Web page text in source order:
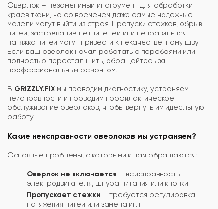
Оверлок – незаменимый инструмент для обработки
краев ткани, но со временем даже самые надежные
модели могут выйти из строя. Пропуски стежков, обрыв
нитей, застревание петлителей или неправильная
натяжка нитей могут привести к некачественному шву.
Если ваш оверлок начал работать с перебоями или
полностью перестал шить, обращайтесь за
профессиональным ремонтом.
В GRIZZLY.FIX мы проводим диагностику, устраняем
неисправности и проводим профилактическое
обслуживание оверлоков, чтобы вернуть им идеальную
работу.
Какие неисправности оверлоков мы устраняем?
Основные проблемы, с которыми к нам обращаются:
Оверлок не включается – неисправность
электродвигателя, шнура питания или кнопки.
Пропускает стежки – требуется регулировка
натяжения нитей или замена игл.